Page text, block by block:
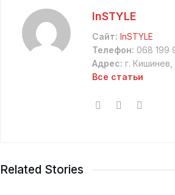
InSTYLE
Сайт: InSTYLE
Телефон: 068 199
Адрес: г. Кишинев,
Все статьи
Related Stories